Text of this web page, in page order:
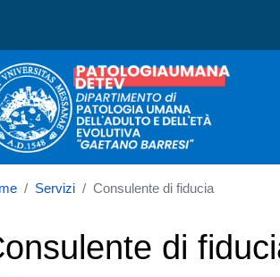
di
Servizi Consulente di fiducia
di